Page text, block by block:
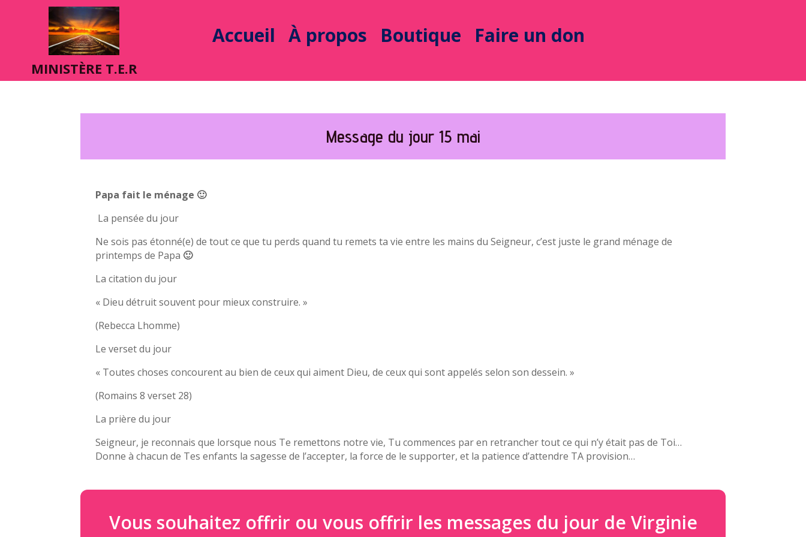
MINISTÈRE T.E.R
Accueil À propos Boutique Faire un don
Message du jour 15 mai
Papa fait le ménage 🙂
La pensée du jour
Ne sois pas étonné(e) de tout ce que tu perds quand tu remets ta vie entre les mains du Seigneur, c’est juste le grand ménage de
printemps de Papa 🙂
La citation du jour
« Dieu détruit souvent pour mieux construire. »
(Rebecca Lhomme)
Le verset du jour
« Toutes choses concourent au bien de ceux qui aiment Dieu, de ceux qui sont appelés selon son dessein. »
(Romains 8 verset 28)
La prière du jour
Seigneur, je reconnais que lorsque nous Te remettons notre vie, Tu commences par en retrancher tout ce qui n’y était pas de Toi…
Donne à chacun de Tes enfants la sagesse de l’accepter, la force de le supporter, et la patience d’attendre TA provision…
Vous souhaitez offrir ou vous offrir les messages du jour de Virginie